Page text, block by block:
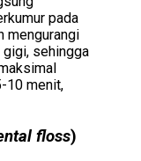
pada
mengurangi
sehingga
10 menit,
floss)